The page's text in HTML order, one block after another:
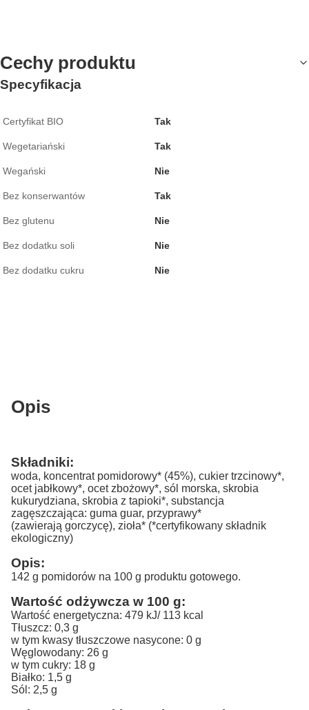
Cechy produktu
Specyfikacja
Certyfikat BIO Tak
Wegetariański Tak
Wegański Nie
Bez konserwantów Tak
Bez glutenu Nie
Bez dodatku soli Nie
Bez dodatku cukru Nie
Opis
Składniki:
woda, koncentrat pomidorowy* (45%), cukier trzcinowy*,
ocet jabłkowy*, ocet zbożowy*, sól morska, skrobia
kukurydziana, skrobia z tapioki*, substancja
zagęszczająca: guma guar, przyprawy*
(zawierają gorczycę), zioła* (*certyfikowany składnik
ekologiczny)
Opis:
142 g pomidorów na 100 g produktu gotowego.
Wartość odżywcza w 100 g:
Wartość energetyczna: 479 kJ/ 113 kcal
Tłuszcz: 0,3 g
w tym kwasy tłuszczowe nasycone: 0 g
Węglowodany: 26 g
w tym cukry: 18 g
Białko: 1,5 g
Sól: 2,5 g